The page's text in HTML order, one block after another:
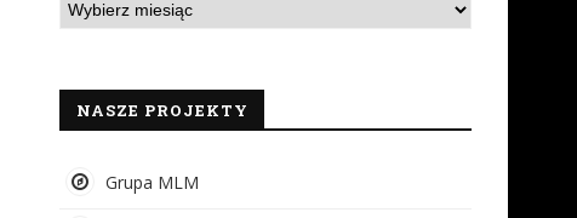
NASZE PROJEKTY
Grupa MLM